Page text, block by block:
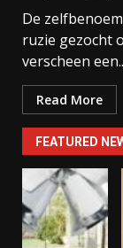
De
ruzie gezocht
verscheen
Read More
FEATURED